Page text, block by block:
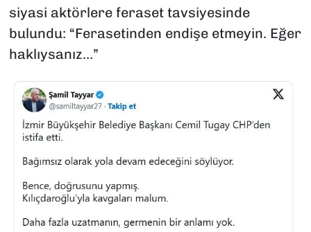
siyasi aktörlere feraset tavsiyesinde
bulundu: “Ferasetinden endişe etmeyin. Eğer
haklıysanız…”